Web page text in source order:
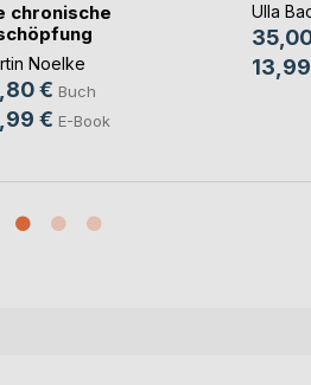
chronische
Noelke
€ Buch
€ E-Book
Ulla